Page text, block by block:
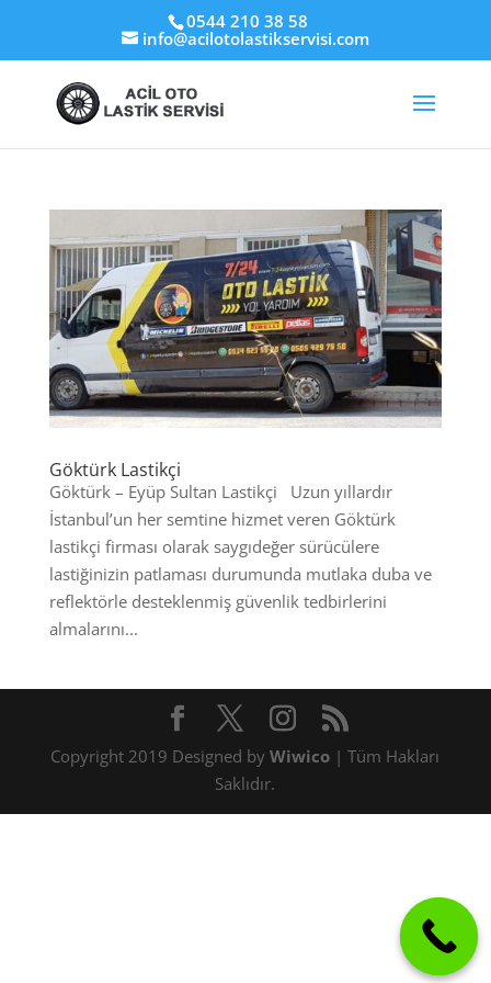
0544 210 38 58
info@acilotolastikservisi.com
Göktürk Lastikçi
Göktürk – Eyüp Sultan Lastikçi Uzun yıllardır
İstanbul’un her semtine hizmet veren Göktürk
lastikçi firması olarak saygıdeğer sürücülere
lastiğinizin patlaması durumunda mutlaka duba ve
reflektörle desteklenmiş güvenlik tedbirlerini
almalarını...
Copyright 2019 Designed byWiwico | Tüm Hakları
Saklıdır.